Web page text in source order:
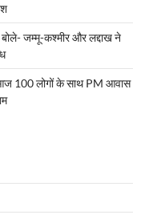
जम्मू-कश्मीर और लद्दाख ने
100 लोगों के साथ PM आवास